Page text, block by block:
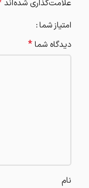
علامت‌گذاری شده‌اند
امتیاز شما
دیدگاه شما*
نام